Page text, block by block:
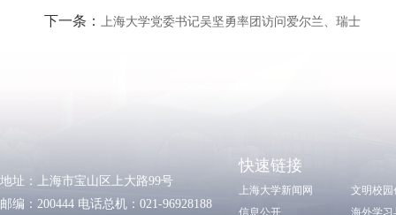
下一条： 上海大学党委书记吴坚勇率团访问爱尔兰、瑞士
地址：上海市宝山区上大路99号
邮编：200444 电话总机：021-96928188
快速链接
上海大学新闻网
文明校园
信息公开
海外学习